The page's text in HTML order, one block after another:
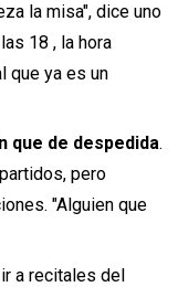
la misa", dice uno
18 , la hora
que ya es un
que de despedida.
pero
"Alguien que
a recitales del